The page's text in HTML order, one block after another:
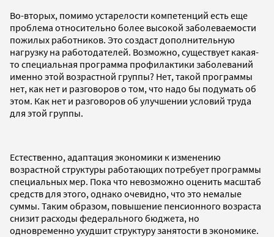
Во-вторых, помимо устарелости компетенций есть еще
проблема относительно более высокой заболеваемости
пожилых работников. Это создаст дополнительную
нагрузку на работодателей. Возможно, существует какая-
то специальная программа профилактики заболеваний
именно этой возрастной группы? Нет, такой программы
нет, как нет и разговоров о том, что надо бы подумать об
этом. Как нет и разговоров об улучшении условий труда
для этой группы.
Естественно, адаптация экономики к изменению
возрастной структуры работающих потребует программы
специальных мер. Пока что невозможно оценить масштаб
средств для этого, однако очевидно, что это немалые
суммы. Таким образом, повышение пенсионного возраста
снизит расходы федерального бюджета, но
одновременно ухудшит структуру занятости в экономике.